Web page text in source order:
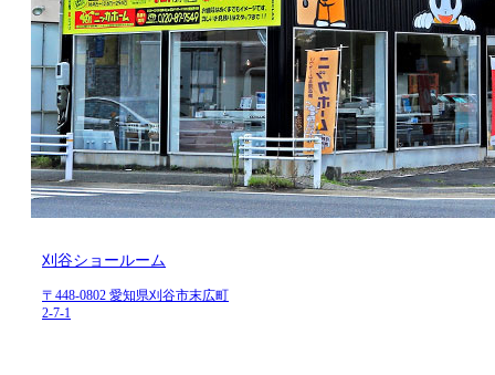
刈谷ショールーム
〒448-0802 愛知県刈谷市末広町
2-7-1